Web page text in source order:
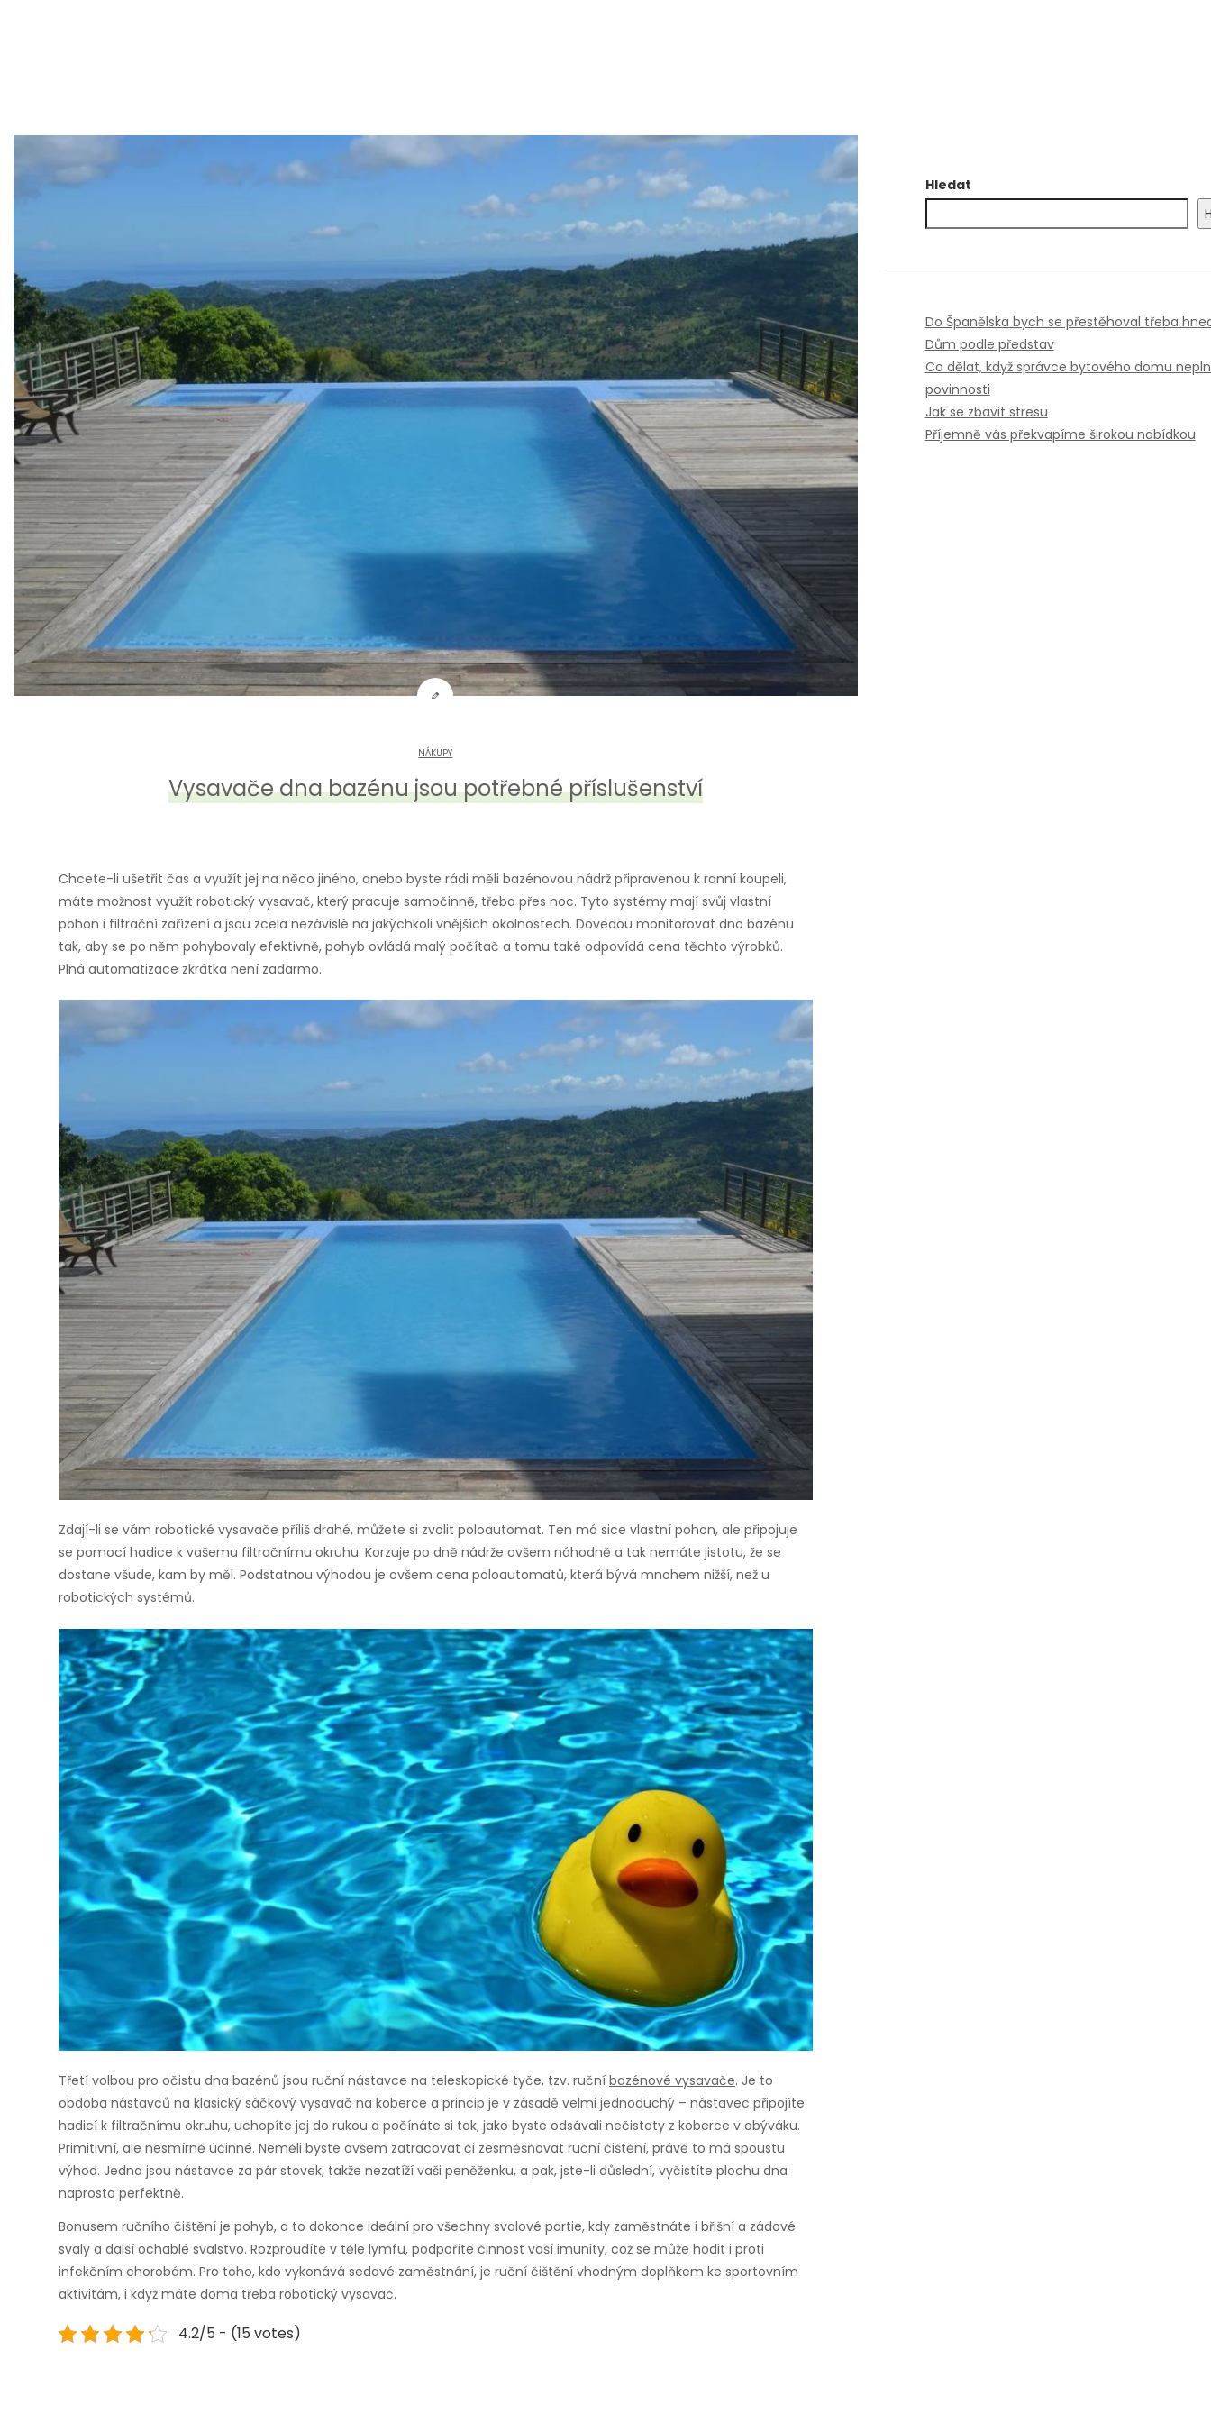
NÁKUPY
Vysavače dna bazénu jsou potřebné příslušenství
Chcete-li ušetřit čas a využít jej na něco jiného, anebo byste rádi měli bazénovou nádrž připravenou k ranní koupeli,
máte možnost využít robotický vysavač, který pracuje samočinně, třeba přes noc. Tyto systémy mají svůj vlastní
pohon i filtrační zařízení a jsou zcela nezávislé na jakýchkoli vnějších okolnostech. Dovedou monitorovat dno bazénu
tak, aby se po něm pohybovaly efektivně, pohyb ovládá malý počítač a tomu také odpovídá cena těchto výrobků.
Plná automatizace zkrátka není zadarmo.
Zdají-li se vám robotické vysavače příliš drahé, můžete si zvolit poloautomat. Ten má sice vlastní pohon, ale připojuje
se pomocí hadice k vašemu filtračnímu okruhu. Korzuje po dně nádrže ovšem náhodně a tak nemáte jistotu, že se
dostane všude, kam by měl. Podstatnou výhodou je ovšem cena poloautomatů, která bývá mnohem nižší, než u
robotických systémů.
Třetí volbou pro očistu dna bazénů jsou ruční nástavce na teleskopické tyče, tzv. ruční bazénové vysavače. Je to
obdoba nástavců na klasický sáčkový vysavač na koberce a princip je v zásadě velmi jednoduchý – nástavec připojíte
hadicí k filtračnímu okruhu, uchopíte jej do rukou a počínáte si tak, jako byste odsávali nečistoty z koberce v obýváku.
Primitivní, ale nesmírně účinné. Neměli byste ovšem zatracovat či zesměšňovat ruční čištění, právě to má spoustu
výhod. Jedna jsou nástavce za pár stovek, takže nezatíží vaši peněženku, a pak, jste-li důslední, vyčistíte plochu dna
naprosto perfektně.
Bonusem ručního čištění je pohyb, a to dokonce ideální pro všechny svalové partie, kdy zaměstnáte i břišní a zádové
svaly a další ochablé svalstvo. Rozproudíte v těle lymfu, podpoříte činnost vaší imunity, což se může hodit i proti
infekčním chorobám. Pro toho, kdo vykonává sedavé zaměstnání, je ruční čištění vhodným doplňkem ke sportovním
aktivitám, i když máte doma třeba robotický vysavač.
4.2/5 - (15 votes)
Hledat
Do Španělska bych se přestěhoval třeba
Dům podle představ
Co dělat, když správce bytového domu
povinnosti
Jak se zbavit stresu
Příjemně vás překvapíme širokou nabídkou